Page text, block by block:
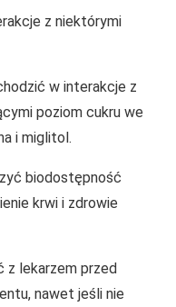
z niektórymi
w interakcje z
poziom cukru we
i miglitol.
biodostępność
krwi i zdrowie
z lekarzem przed
nawet jeśli nie